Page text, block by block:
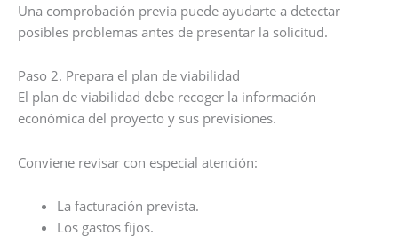
Una comprobación previa puede ayudarte a detectar
posibles problemas antes de presentar la solicitud.
Paso 2. Prepara el plan de viabilidad
El plan de viabilidad debe recoger la información
económica del proyecto y sus previsiones.
Conviene revisar con especial atención:
La facturación prevista.
Los gastos fijos.